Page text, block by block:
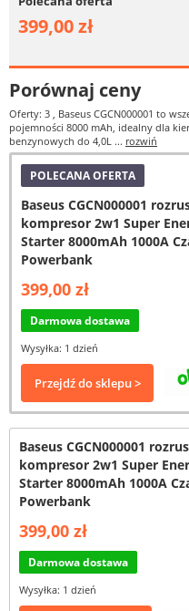
399,00 zł
Porównaj ceny
Oferty: 3 , Baseus CGCN000001 to
pojemności 8000 mAh, idealny dla
benzynowych do 4,0L ... rozwiń
POLECANA OFERTA
Baseus CGCN000001
kompresor 2w1 Super
Starter 8000mAh 1000A
Powerbank
399,00 zł
Darmowa dostawa
Wysyłka: 1 dzień
Przejdź do sklepu >
Baseus CGCN000001
kompresor 2w1 Super
Starter 8000mAh 1000A
Powerbank
399,00 zł
Darmowa dostawa
Wysyłka: 1 dzień